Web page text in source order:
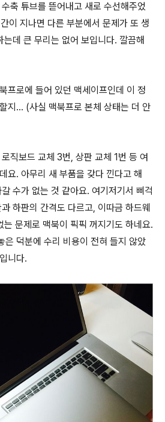
축 튜브를 뜯어내고 새로 수선해주었
이 지나면 다른 부분에서 문제가 또 생
데 큰 무리는 없어 보입니다. 깔끔해
프로에 들어 있던 맥세이프인데 이 정
지... (사실 맥북프로 본체 상태는 더 안
직보드 교체 3번, 상판 교체 1번 등 여
요. 아무리 새 부품을 갖다 낀다고 해
수가 없는 것 같아요. 여기저기서 삐걱
하판의 간격도 다르고, 이따금 하드웨
문제로 맥북이 픽픽 꺼지기도 하네요.
은 덕분에 수리 비용이 전혀 들지 않았
니다.